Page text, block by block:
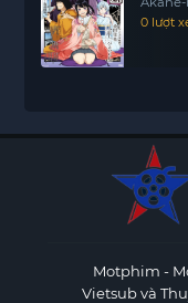
0 lượt
Motphim -
Vietsub và